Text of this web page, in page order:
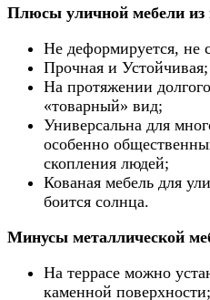
Плюсы уличной мебели из
Не деформируется, не
Прочная и Устойчивая;
На протяжении
«товарный» вид;
Универсальна для
особенно
скопления людей;
Кованая мебель для
боится солнца.
Минусы металлической
На террасе можно
каменной поверхности;